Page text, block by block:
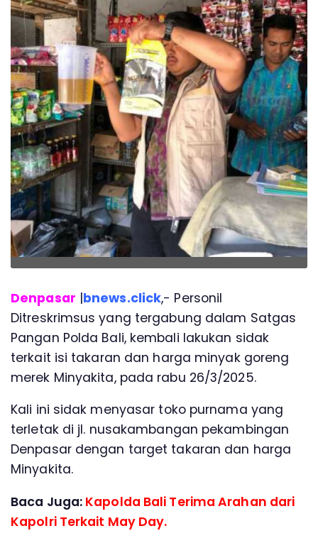
Denpasar |bnews.click,- Personil
Ditreskrimsus yang tergabung dalam Satgas
Pangan Polda Bali, kembali lakukan sidak
terkait isi takaran dan harga minyak goreng
merek Minyakita, pada rabu 26/3/2025.
Kali ini sidak menyasar toko purnama yang
terletak di jl. nusakambangan pekambingan
Denpasar dengan target takaran dan harga
Minyakita.
Baca Juga: Kapolda Bali Terima Arahan dari
Kapolri Terkait May Day.